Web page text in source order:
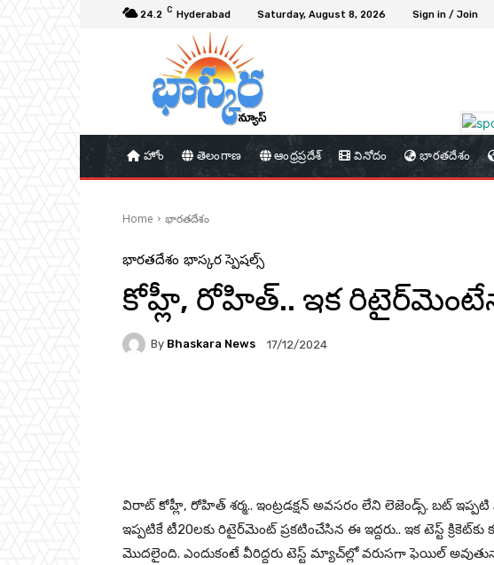
24.2 C Hyderabad Saturday, August 8, 2026 Sign in / Join
హోం తెలంగాణ ఆంధ్రప్రదేశ్ వినోదం భారతదేశం
Home భారతదేశం
భారతదేశం భాస్కర స్పెషల్స్
కోహ్లీ, రోహిత్.. ఇక
By Bhaskara News 17/12/2024
విరాట్ కోహ్లీ, రోహిత్ శర్మ.. ఇంట్రడక్షన్ అవసరం లేని లెజెండ్స్. బట్
ఇప్పటికే టీ20లకు రిటైర్‌మెంట్ ప్రకటించేసిన ఈ ఇద్దరు.. ఇక టెస్ట్‌
మొదలైంది. ఎందుకంటే వీరిద్దరు టెస్ట్ మ్యాచ్‌ల్లో వరుసగా ఫెయిల్‌